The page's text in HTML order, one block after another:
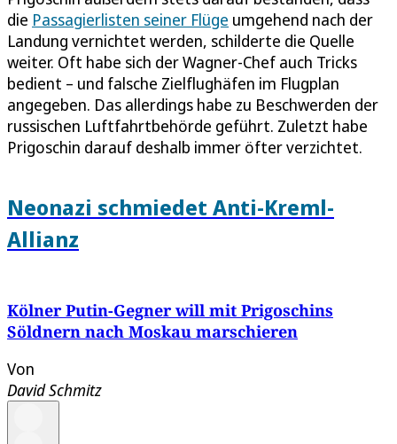
die Passagierlisten seiner Flüge umgehend nach der
Landung vernichtet werden, schilderte die Quelle
weiter. Oft habe sich der Wagner-Chef auch Tricks
bedient – und falsche Zielflughäfen im Flugplan
angegeben. Das allerdings habe zu Beschwerden der
russischen Luftfahrtbehörde geführt. Zuletzt habe
Prigoschin darauf deshalb immer öfter verzichtet.
Neonazi schmiedet Anti-Kreml-
Allianz
Kölner Putin-Gegner will mit Prigoschins
Söldnern nach Moskau marschieren
Von
David Schmitz